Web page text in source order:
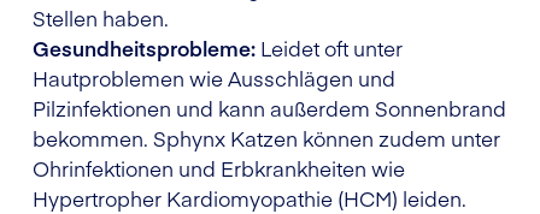
Stellen haben.
Gesundheitsprobleme: Leidet oft unter
Hautproblemen wie Ausschlägen und
Pilzinfektionen und kann außerdem Sonnenbrand
bekommen. Sphynx Katzen können zudem unter
Ohrinfektionen und Erbkrankheiten wie
Hypertropher Kardiomyopathie (HCM) leiden.